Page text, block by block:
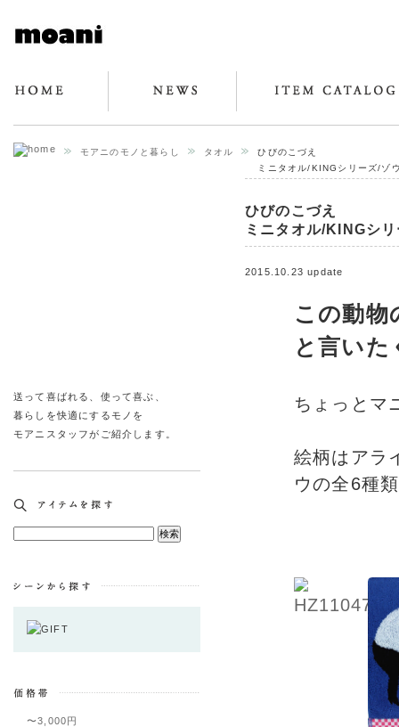
モアニのモノと暮らし タオル
ひびのこづえ
ミニタオル/KINGシリーズ/ゾ
送って喜ばれる、使って喜ぶ、
暮らしを快適にするモノを
モアニスタッフがご紹介します。
〜3,000円
ひびのこづえ
ミニタオル/KINGシ
2015.10.23 update
この動
と言いた
ちょっとマ
絵柄はアラ
ウの全6種